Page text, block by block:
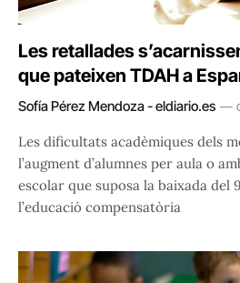
Les retallades
que pateixen TDAH a
Sofía Pérez Mendoza - eldiario.es
Les dificultats acadèmiques dels
l’augment d’alumnes per aula o
escolar que suposa la baixada del
l’educació compensatòria